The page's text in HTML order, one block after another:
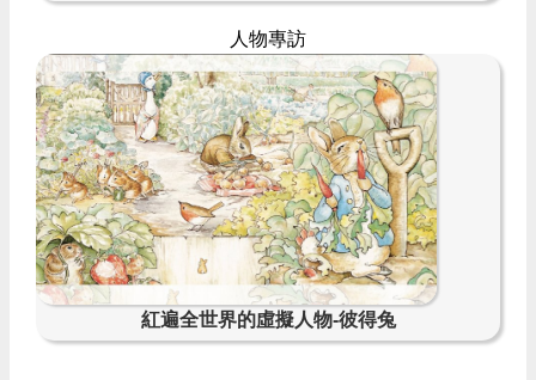
人物專訪
紅遍全世界的虛擬人物-彼得兔